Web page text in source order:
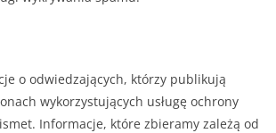
o odwiedzających, którzy publikują
wykorzystujących usługę ochrony
Informacje, które zbieramy zależą od